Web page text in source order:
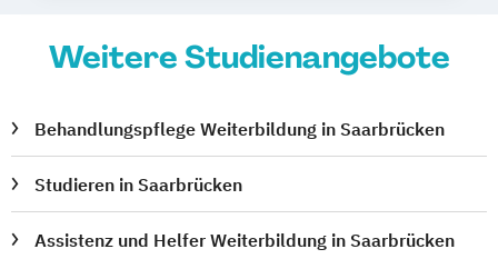
Weitere Studienangebote
Behandlungspflege Weiterbildung in Saarbrücken
Studieren in Saarbrücken
Assistenz und Helfer Weiterbildung in Saarbrücken